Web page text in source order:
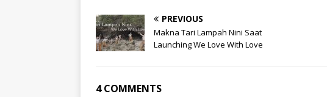
PREVIOUS
Makna Tari Lampah Nini Saat
Launching We Love With Love
4 COMMENTS